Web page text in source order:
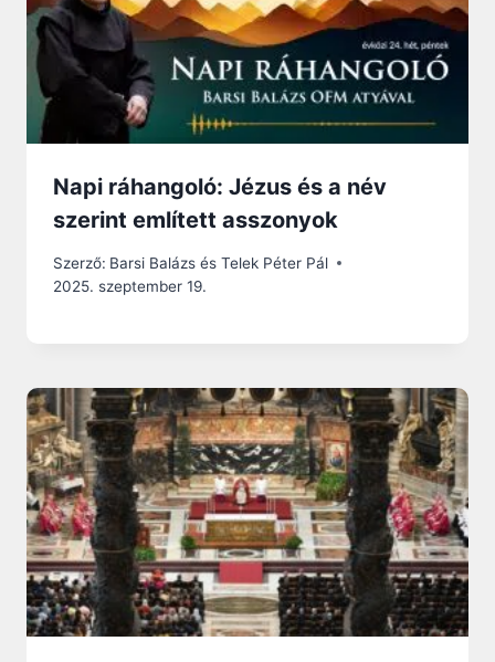
Napi ráhangoló: Jézus és a név
szerint említett asszonyok
Szerző: Barsi Balázs és Telek Péter Pál
2025. szeptember 19.